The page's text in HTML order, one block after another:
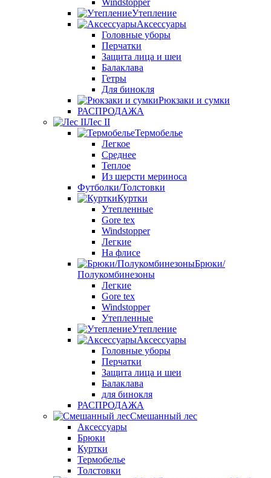
Windstopper
Утепление
Аксессуары
Головные уборы
Перчатки
Защита лица и шеи
Балаклава
Гетры
Для бинокля
Рюкзаки и сумки
РАСПРОДАЖА
Лес II
Термобелье
Легкое
Среднее
Теплое
Из шерсти мериноса
Футболки/Толстовки
Куртки
Утепленные
Gore tex
Windstopper
Легкие
На флисе
Брюки/
Полукомбинезоны
Легкие
Gore tex
Windstopper
Утепленные
Утепление
Аксессуары
Головные уборы
Перчатки
Защита лица и шеи
Балаклава
для бинокля
РАСПРОДАЖА
Смешанный лес
Аксессуары
Брюки
Куртки
Термобелье
Толстовки